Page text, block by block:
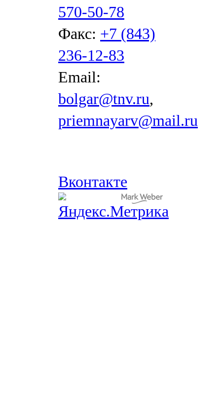
570-50-78
Факс: +7 (843)
236-12-83
Email:
bolgar@tnv.ru,
priemnayarv@mail.ru
Вконтакте